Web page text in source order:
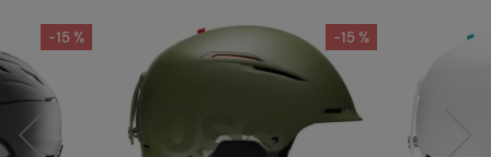
-15 %
-15 %